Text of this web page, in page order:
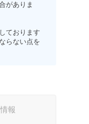
がありま
ております
らない点を
報